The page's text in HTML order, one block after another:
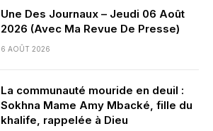
Une Des Journaux – Jeudi 06 Août
2026 (Avec Ma Revue De Presse)
6 AOÛT 2026
La communauté mouride en deuil :
Sokhna Mame Amy Mbacké, fille du
khalife, rappelée à Dieu